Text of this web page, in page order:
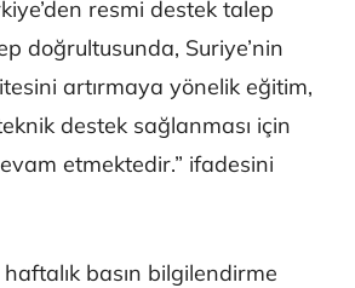
resmi destek talep
doğrultusunda, Suriye’nin
artırmaya yönelik eğitim,
destek sağlanması için
etmektedir.” ifadesini
basın bilgilendirme